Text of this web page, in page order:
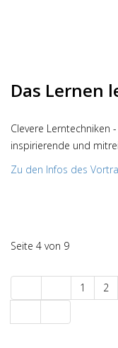
Das Lernen
Clevere Lerntechniken
inspirierende und
Zu den Infos des
Seite 4 von 9
1 2